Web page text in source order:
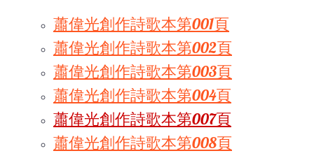
蕭偉光創作詩歌本第001頁
蕭偉光創作詩歌本第002頁
蕭偉光創作詩歌本第003頁
蕭偉光創作詩歌本第004頁
蕭偉光創作詩歌本第007頁
蕭偉光創作詩歌本第008頁